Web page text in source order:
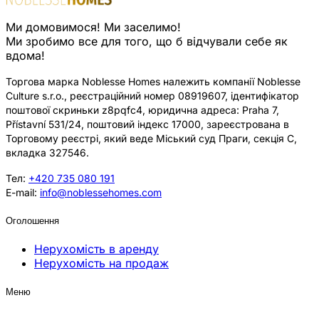
Ми домовимося! Ми заселимо!
Ми зробимо все для того, що б відчували себе як
вдома!
Торгова марка Noblesse Homes належить компанії Noblesse
Culture s.r.o., реєстраційний номер 08919607, ідентифікатор
поштової скриньки z8pqfc4, юридична адреса: Praha 7,
Přístavní 531/24, поштовий індекс 17000, зареєстрована в
Торговому реєстрі, який веде Міський суд Праги, секція C,
вкладка 327546.
Тел: +420 735 080 191
E-mail: info@noblessehomes.com
Оголошення
Нерухомість в аренду
Нерухомість на продаж
Меню